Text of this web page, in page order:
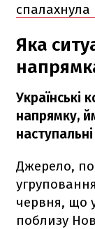
Яка
Українські
напрямку,
Джерело,
червня, що
поблизу